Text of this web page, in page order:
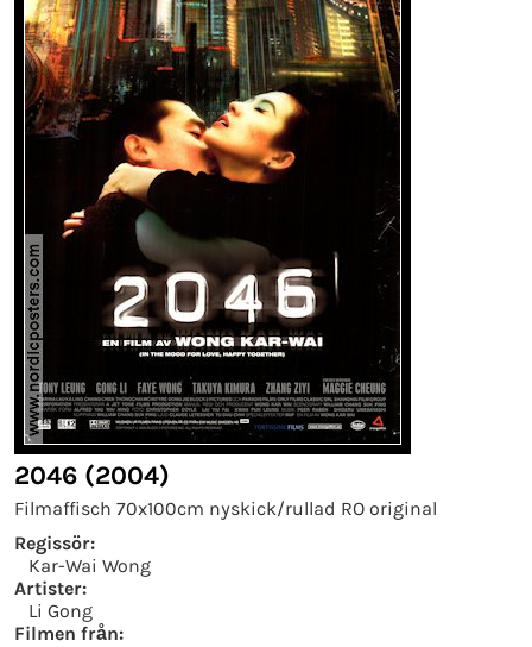
2046 (2004)
Filmaffisch 70x100cm nyskick/rullad RO original
Regissör:
Kar-Wai Wong
Artister:
Li Gong
Filmen från: